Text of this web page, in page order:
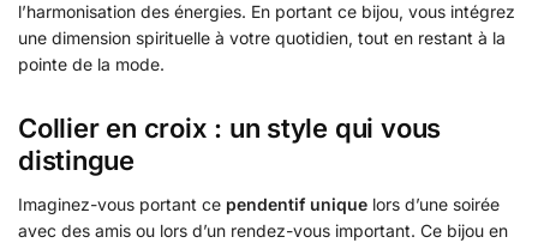
l’harmonisation des énergies. En portant ce bijou, vous intégrez
une dimension spirituelle à votre quotidien, tout en restant à la
pointe de la mode.
Collier en croix : un style qui vous
distingue
Imaginez-vous portant ce pendentif unique lors d’une soirée
avec des amis ou lors d’un rendez-vous important. Ce bijou en